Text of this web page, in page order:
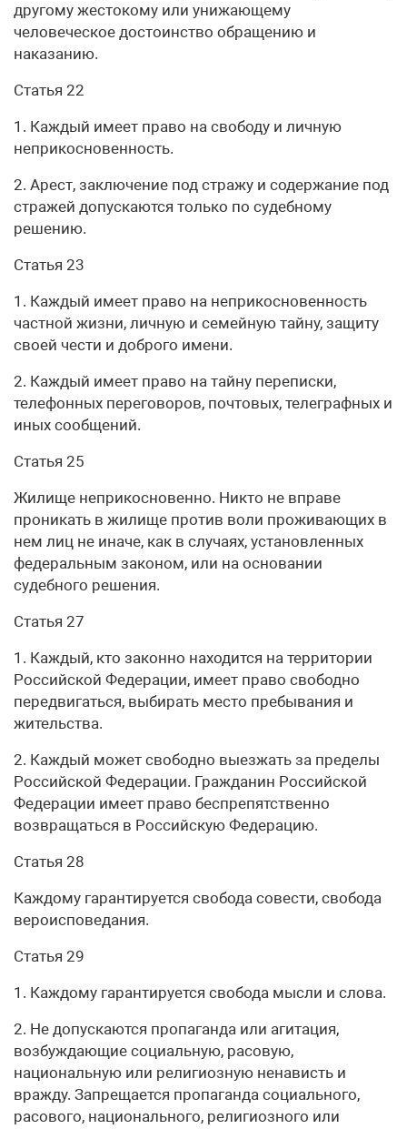
другому жестокому или унижающему
человеческое достоинство обращению и
наказанию.
Статья 22
1. Каждый имеет право на свободу и личную
неприкосновенность.
2. Арест, заключение под стражу и содержание под
стражей допускаются только по судебному
решению.
Статья 23
1. Каждый имеет право на неприкосновенность
частной жизни, личную и семейную тайну, защиту
своей чести и доброго имени.
2. Каждый имеет право на тайну переписки,
телефонных переговоров, почтовых, телеграфных и
иных сообщений.
Статья 25
Жилище неприкосновенно. Никто не вправе
проникать в жилище против воли проживающих в
нем лиц не иначе, как в случаях, установленных
федеральным законом, или на основании
судебного решения.
Статья 27
1. Каждый, кто законно находится на территории
Российской Федерации, имеет право свободно
передвигаться, выбирать место пребывания и
жительства.
2. Каждый может свободно выезжать за пределы
Российской Федерации. Гражданин Российской
Федерации имеет право беспрепятственно
возвращаться в Российскую Федерацию.
Статья 28
Каждому гарантируется свобода совести, свобода
вероисповедания.
Статья 29
1. Каждому гарантируется свобода мысли и слова.
2. Не допускаются пропаганда или агитация,
возбуждающие социальную, расовую,
национальную или религиозную ненависть и
вражду. Запрещается пропаганда социального,
расового, национального, религиозного или